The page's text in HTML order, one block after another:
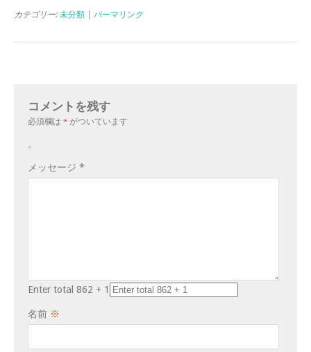
カテゴリー: 未分類 パーマリンク
コメントを残す
必須欄は * がついています
。
メッセージ *
Enter total 862 + 1
名前 ※